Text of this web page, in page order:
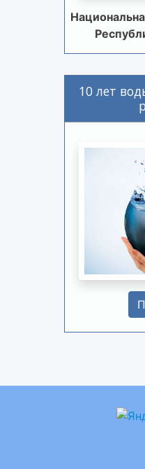
10 лет